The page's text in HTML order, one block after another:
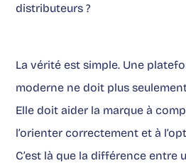
distributeurs ?
La vérité est simple. Une
moderne ne doit plus
Elle doit aider la marque à
l’orienter correctement et à
C’est là que la différence entre